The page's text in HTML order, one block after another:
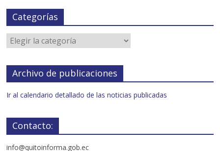
Categorías
Archivo de publicaciones
Ir al calendario detallado de las noticias publicadas
Contacto:
info@quitoinforma.gob.ec